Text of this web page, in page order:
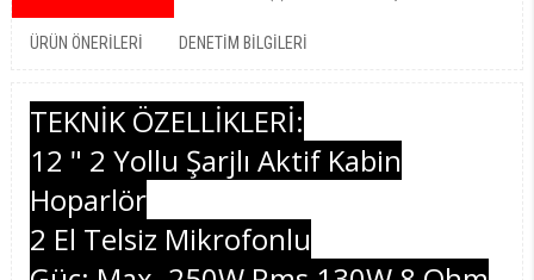
ÜRÜN ÖNERILERI DENETIM BILGILERI
TEKNİK ÖZELLİKLERİ:
12 " 2 Yollu Şarjlı Aktif Kabin
Hoparlör
2 El Telsiz Mikrofonlu